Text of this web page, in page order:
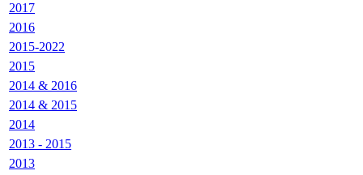
2017
2016
2015-2022
2015
2014 & 2016
2014 & 2015
2014
2013 - 2015
2013